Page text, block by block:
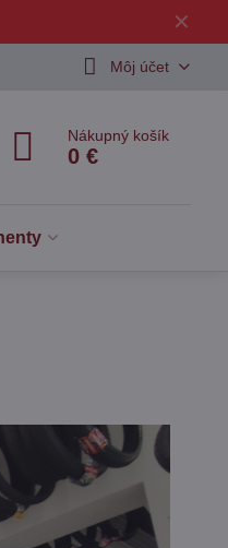
✕
Môj účet
Nákupný košík
0 €